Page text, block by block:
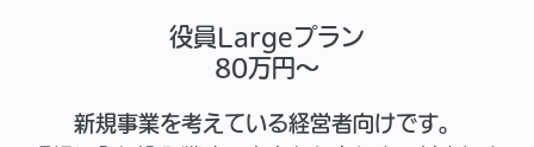
役員Largeプラン
80万円～
新規事業を考えている経営者向けです。